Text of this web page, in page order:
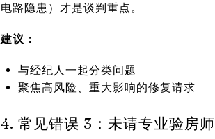
电路隐患）才是谈判重点。
建议：
与经纪人一起分类问题
聚焦高风险、重大影响的修复请求
4. 常见错误 3：未请专业验房师